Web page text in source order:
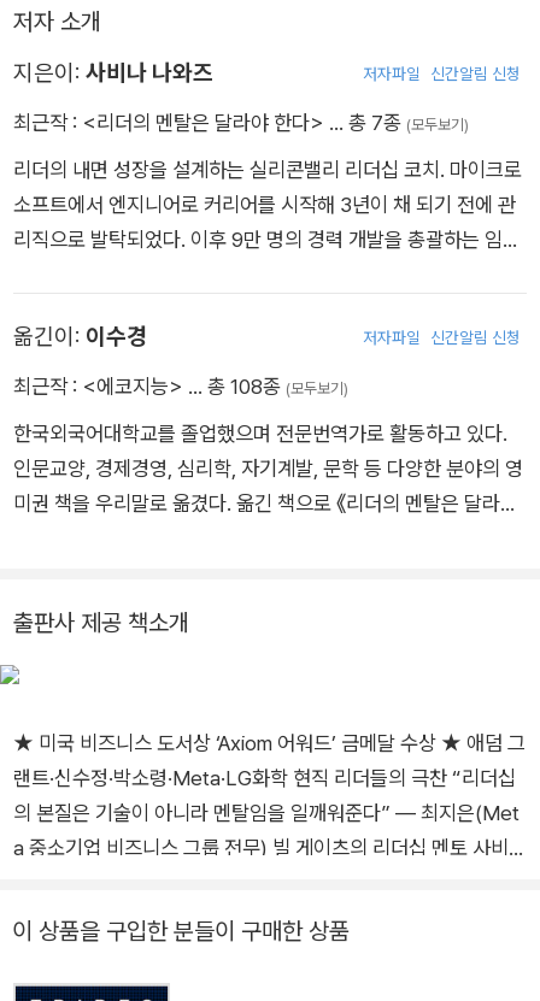
저자 소개
지은이: 사비나 나와즈 저자파일 신간알림 신청
최근작 : <리더의 멘탈은 달라야 한다> … 총 7종 (모두보기)
리더의 내면 성장을 설계하는 실리콘밸리 리더십 코치. 마이크로
소프트에서 엔지니어로 커리어를 시작해 3년이 채 되기 전에 관
리직으로 발탁되었다. 이후 9만 명의 경력 개발을 총괄하는 임원
의 상사’로 손꼽혔지만 어느 순간 동료와의 짧은 사담도 시간 낭
비로 여기고 사소한 디테일에 집착하는 ‘최악의 상사’로 변해 있
된 결정적 전환점이었다. 이후 그는 엔지니어 출신다운 방식으로
수천 명의 리더를 인터뷰하며 1만 2,000여 쪽의 데이터를 축적
했고 이를 기반으로 리더십이 ‘좋은 의도’에도 불구하고 왜 무너
이를 돌파해 성장으로 전환시키는 솔루션을 구축해냈다. 현재 그
대학 교수진을 대상으로 리더십을 가르치고 있다. 이 밖에도 《하
버드비즈니스리뷰》, 《월스트리트저널》, 《포브스》 등 주요 매체
에 꾸준히 글을 기고해왔다.
옮긴이: 이수경 저자파일 신간알림 신청
최근작 : <에코지능> … 총 108종 (모두보기)
한국외국어대학교를 졸업했으며 전문번역가로 활동하고 있다.
인문교양, 경제경영, 심리학, 자기계발, 문학 등 다양한 분야의 영
미권 책을 우리말로 옮겼다. 옮긴 책으로 《리더의 멘탈은 달라야
출판사 제공 책소개
★ 미국 비즈니스 도서상 ‘Axiom 어워드’ 금메달 수상 ★ 애덤 그
랜트·신수정·박소령·Meta·LG화학 현직 리더들의 극찬 “리더십
의 본질은 기술이 아니라 멘탈임을 일깨워준다” ― 최지은(Met
a 중소기업 비즈니스 그룹 전무) 빌 게이츠의 리더십 멘토 사비나
를 흔드는 심리적 함정을 해부하고 이를 돌파하는 ‘내면 리더
글 등 최고 임원들을 코칭해온 사비나 나와즈가 자신의 ‘내면 리
이 상품을 구입한 분들이 구매한 상품